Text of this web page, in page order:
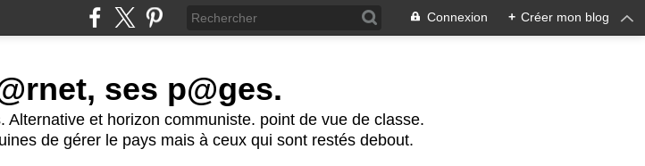
Connexion + Créer mon blog
ses p@ges.
et horizon communiste. point de vue de classe.
de gérer le pays mais à ceux qui sont restés debout.